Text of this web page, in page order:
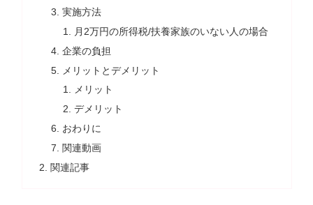
実施方法
月2万円の所得税/扶養家族のいない人の場合
企業の負担
メリットとデメリット
メリット
デメリット
おわりに
関連動画
関連記事